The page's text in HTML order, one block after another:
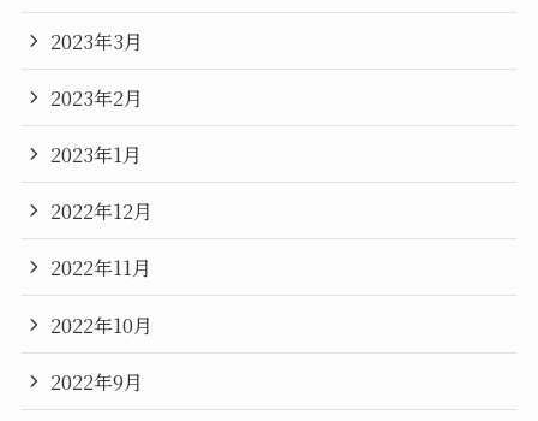
2023年3月
2023年2月
2023年1月
2022年12月
2022年11月
2022年10月
2022年9月